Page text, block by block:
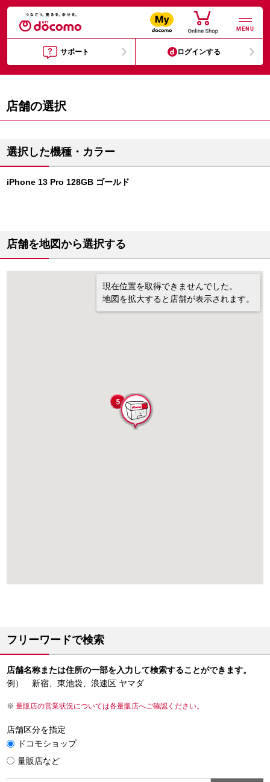
MENU
サポート ログインする
店舗の選択
選択した機種・カラー
iPhone 13 Pro 128GB ゴールド
店舗を地図から選択する
現在位置を取得できませんでした。
地図を拡大すると店舗が表示されます。
フリーワードで検索
店舗名称または住所の一部を入力して検索することができます。
例） 新宿、東池袋、浪速区 ヤマダ
量販店の営業状況については各量販店へご確認ください。
店舗区分を指定
ドコモショップ
量販店など